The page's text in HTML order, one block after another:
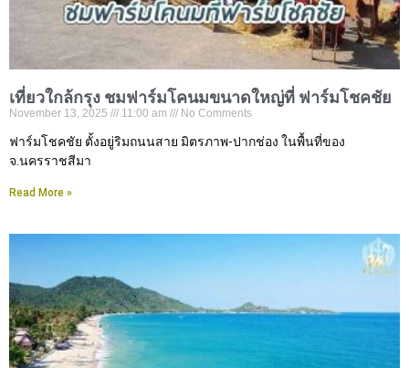
เที่ยวใกล้กรุง ชมฟาร์มโคนมขนาดใหญ่ที่ ฟาร์มโชคชัย
November 13, 2025 11:00 am No Comments
ฟาร์มโชคชัย ตั้งอยู่ริมถนนสาย มิตรภาพ-ปากช่อง ในพื้นที่ของ
จ.นครราชสีมา
Read More »